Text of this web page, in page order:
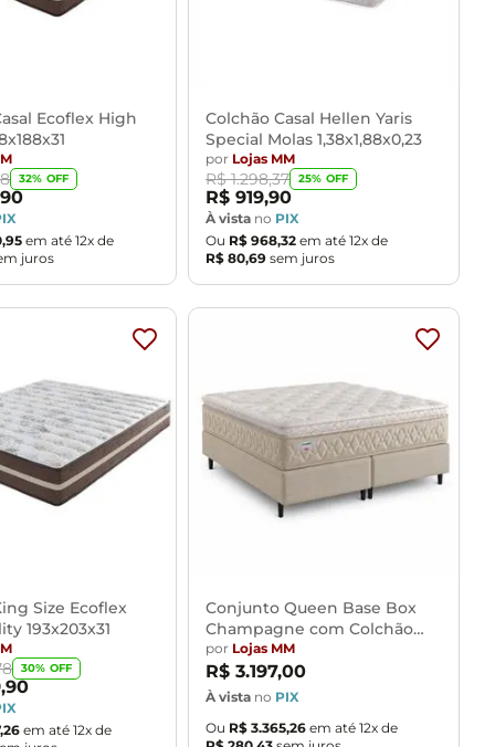
Ecoflex High
32% OFF
90
,95 em até 12x de
juros
Colchão Casal Hellen Yaris
Special Molas 1,38x1,88x0,23
por Lojas MM
R$ 1.298,37 25% OFF
R$ 919,90
À vista no PIX
Ou R$ 968,32 em até 12x de
R$ 80,69 sem juros
Size Ecoflex
193x203x31
30% OFF
,90
,26 em até 12x de
Conjunto Queen Base Box
Champagne com Colchão
Ecoflex 158x198x73
por Lojas MM
R$ 3.197,00
À vista no PIX
Ou R$ 3.365,26 em até 12x de